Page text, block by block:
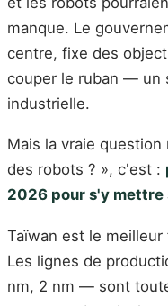
manque. Le
centre, fixe des
couper le ruban — un
industrielle.
Mais la vraie
des robots ? », c'est :
2026 pour s'y mettre
Taïwan est le
Les lignes de
nm, 2 nm — sont